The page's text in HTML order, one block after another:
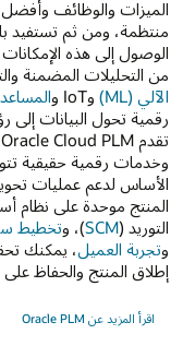
منتظمة، ومن ثم تستفيد
الوصول إلى هذه
من التحليلات المضمنة
الآلي (ML)
وIoT و
رقمية تحول البيانات إلى
وخدمات رقمية حقيقية
الأساس لدعم عمليات
المنتج موحدة على نظام
التوريد (SCM)، وتخطيط
وتجربة العميل، يمكنك
إطلاق المنتج والحفاظ
اقرأ المزيد عن Oracle PLM